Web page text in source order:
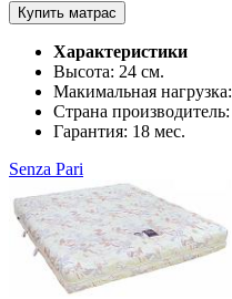
Купить матрас
Характеристики
Высота: 24 см.
Макимальная нагрузка:
Страна производитель:
Гарантия: 18 мес.
Senza Pari